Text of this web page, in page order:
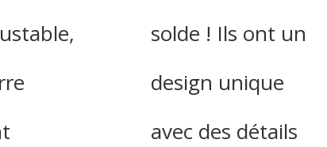
solde ! Ils ont un
design unique
avec des détails